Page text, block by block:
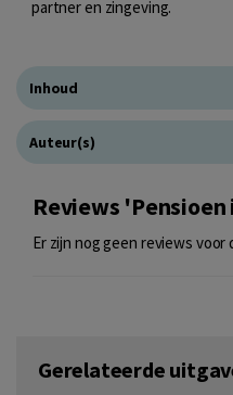
partner en zingeving.
Inhoud
Auteur(s)
Reviews
Er zijn nog geen reviews
Gerelateerde